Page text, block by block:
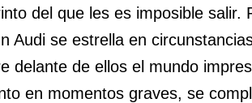
del que les es imposible salir.
Audi se estrella en
delante de ellos el mundo
en momentos graves, se